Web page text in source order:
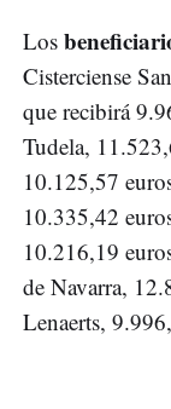
Los
Cisterciense
que recibirá
Tudela,
10.125,57
10.335,42
10.216,19
de Navarra,
Lenaerts,